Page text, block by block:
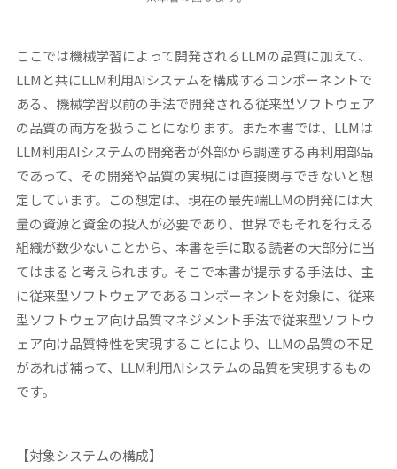
ここでは機械学習によって開発されるLLMの品質に加えて、
LLMと共にLLM利用AIシステムを構成するコンポーネントで
ある、機械学習以前の手法で開発される従来型ソフトウェア
の品質の両方を扱うことになります。また本書では、LLMは
LLM利用AIシステムの開発者が外部から調達する再利用部品
であって、その開発や品質の実現には直接関与できないと想
定しています。この想定は、現在の最先端LLMの開発には大
量の資源と資金の投入が必要であり、世界でもそれを行える
組織が数少ないことから、本書を手に取る読者の大部分に当
てはまると考えられます。そこで本書が提示する手法は、主
に従来型ソフトウェアであるコンポーネントを対象に、従来
型ソフトウェア向け品質マネジメント手法で従来型ソフトウ
ェア向け品質特性を実現することにより、LLMの品質の不足
があれば補って、LLM利用AIシステムの品質を実現するもの
です。
【対象システムの構成】